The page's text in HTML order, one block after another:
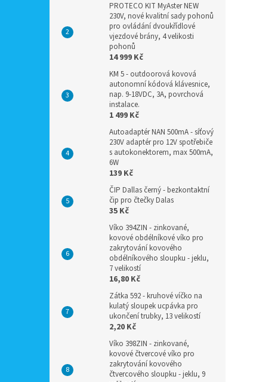
PROTECO KIT MyAster NEW
230V, nové kvalitní sady pohonů
pro ovládání dvoukřídlové
vjezdové brány, 4 velikosti
pohonů
14 999 Kč
KM 5 - outdoorová kovová
autonomní kódová klávesnice,
nap. 9-18VDC, 3A, povrchová
instalace.
1 499 Kč
Autoadaptér NAN 500mA - síťový
230V adaptér pro 12V spotřebiče
s autokonektorem, max 500mA,
6W
139 Kč
ČIP Dallas černý - bezkontaktní
čip pro čtečky Dalas
35 Kč
Víko 394ZIN - zinkované,
kovové obdélníkové víko pro
zakrytování kovového
obdélníkového sloupku - jeklu,
7 velikostí
16,80 Kč
Zátka 592 - kruhové víčko na
kulatý sloupek ucpávka pro
ukončení trubky, 13 velikostí
2,20 Kč
Víko 398ZIN - zinkované,
kovové čtvercové víko pro
zakrytování kovového
čtvercového sloupku - jeklu, 9